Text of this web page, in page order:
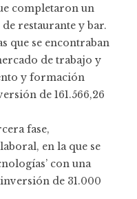
completaron un
restaurante y bar.
que se encontraban
de trabajo y
y formación
de 161.566,26
fase,
en la que se
con una
de 31.000